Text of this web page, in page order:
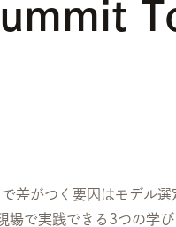
がつく要因はモデル
で実践できる3つの学び